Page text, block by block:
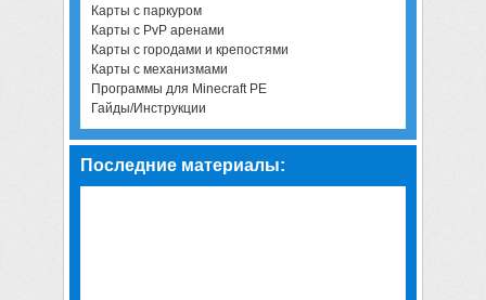
Карты с паркуром
Карты с PvP аренами
Карты с городами и крепостями
Карты с механизмами
Программы для Minecraft PE
Гайды/Инструкции
Последние материалы: